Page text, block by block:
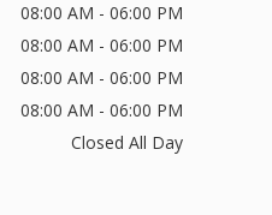
08:00 AM - 06:00 PM
08:00 AM - 06:00 PM
08:00 AM - 06:00 PM
08:00 AM - 06:00 PM
Closed All Day